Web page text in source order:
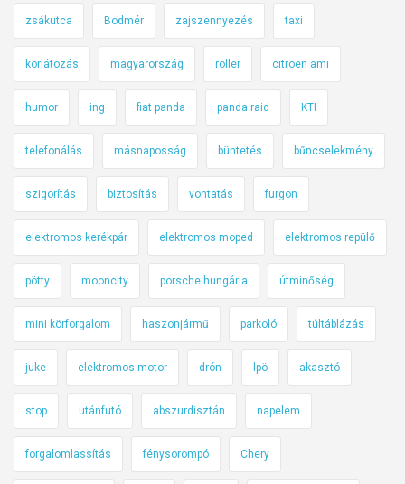
zsákutca Bodmér zajszennyezés taxi
korlátozás magyarország roller citroen ami
humor ing fiat panda panda raid KTI
telefonálás másnaposság büntetés bűncselekmény
szigorítás biztosítás vontatás furgon
elektromos kerékpár elektromos moped elektromos repülő
pötty mooncity porsche hungária útminőség
mini körforgalom haszonjármű parkoló túltáblázás
juke elektromos motor drón lpö akasztó
stop utánfutó abszurdisztán napelem
forgalomlassítás fénysorompó Chery